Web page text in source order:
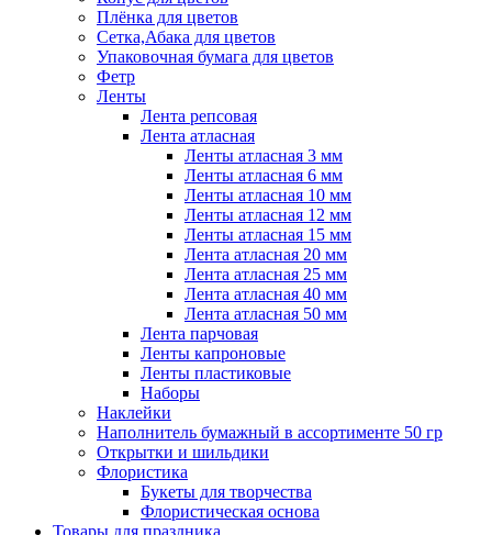
Плёнка для цветов
Сетка,Абака для цветов
Упаковочная бумага для цветов
Фетр
Ленты
Лента репсовая
Лента атласная
Ленты атласная 3 мм
Ленты атласная 6 мм
Ленты атласная 10 мм
Ленты атласная 12 мм
Ленты атласная 15 мм
Лента атласная 20 мм
Лента атласная 25 мм
Лента атласная 40 мм
Лента атласная 50 мм
Лента парчовая
Ленты капроновые
Ленты пластиковые
Наборы
Наклейки
Наполнитель бумажный в ассортименте 50 гр
Открытки и шильдики
Флористика
Букеты для творчества
Флористическая основа
Товары для праздника